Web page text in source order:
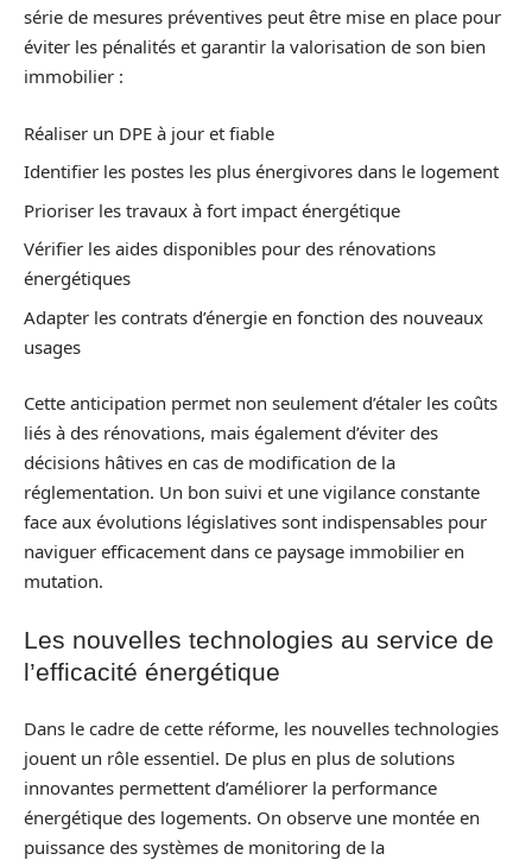
série de mesures préventives peut être mise en place pour
éviter les pénalités et garantir la valorisation de son bien
immobilier :
Réaliser un DPE à jour et fiable
Identifier les postes les plus énergivores dans le logement
Prioriser les travaux à fort impact énergétique
Vérifier les aides disponibles pour des rénovations
énergétiques
Adapter les contrats d’énergie en fonction des nouveaux
usages
Cette anticipation permet non seulement d’étaler les coûts
liés à des rénovations, mais également d’éviter des
décisions hâtives en cas de modification de la
réglementation. Un bon suivi et une vigilance constante
face aux évolutions législatives sont indispensables pour
naviguer efficacement dans ce paysage immobilier en
mutation.
Les nouvelles technologies au service de
l’efficacité énergétique
Dans le cadre de cette réforme, les nouvelles technologies
jouent un rôle essentiel. De plus en plus de solutions
innovantes permettent d’améliorer la performance
énergétique des logements. On observe une montée en
puissance des systèmes de monitoring de la